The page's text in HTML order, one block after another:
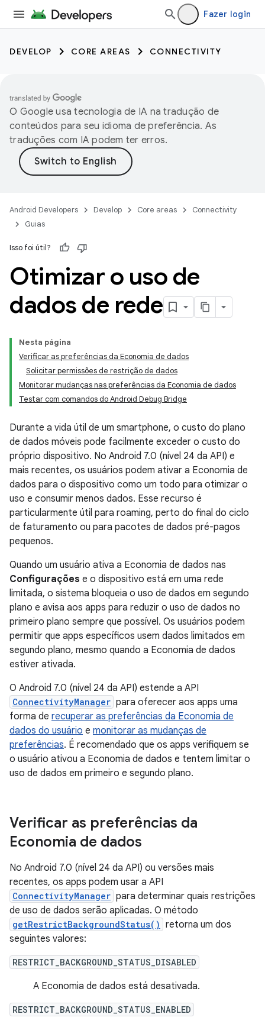
Fazer login
DEVELOP CORE AREAS CONNECTIVITY
O Google usa tecnologia de IA na tradução de
conteúdos para seu idioma de preferência. As
traduções com IA podem ter erros.
Android Developers Develop Core areas
Connectivity
Guias
Isso foi útil?
Otimizar o uso de
dados de rede
Nesta página
Verificar as preferências da Economia de dados
Solicitar permissões de restrição de dados
Monitorar mudanças nas preferências da Economia de dados
Testar com comandos do Android Debug Bridge
Durante a vida útil de um smartphone, o custo do plano
de dados móveis pode facilmente exceder o custo do
próprio dispositivo. No Android 7.0 (nível 24 da API) e
mais recentes, os usuários podem ativar a Economia de
dados para o dispositivo como um todo para otimizar o
uso e consumir menos dados. Esse recurso é
particularmente útil para roaming, perto do final do ciclo
de faturamento ou para pacotes de dados pré-pagos
pequenos.
Quando um usuário ativa a Economia de dados nas
Configurações e o dispositivo está em uma rede
limitada, o sistema bloqueia o uso de dados em segundo
plano e avisa aos apps para reduzir o uso de dados no
primeiro plano sempre que possível. Os usuários podem
permitir que apps específicos usem dados limitados em
segundo plano, mesmo quando a Economia de dados
estiver ativada.
O Android 7.0 (nível 24 da API) estende a API
ConnectivityManager para oferecer aos apps uma
forma de recuperar as preferências da Economia de
dados do usuário e monitorar as mudanças de
preferências. É recomendado que os apps verifiquem se
o usuário ativou a Economia de dados e tentem limitar o
uso de dados em primeiro e segundo plano.
Verificar as preferências da
Economia de dados
No Android 7.0 (nível 24 da API) ou versões mais
recentes, os apps podem usar a API
ConnectivityManager para determinar quais restrições
de uso de dados serão aplicadas. O método
getRestrictBackgroundStatus() retorna um dos
seguintes valores:
RESTRICT_BACKGROUND_STATUS_DISABLED
A Economia de dados está desativada.
RESTRICT_BACKGROUND_STATUS_ENABLED